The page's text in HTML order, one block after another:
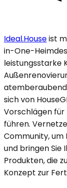
Ideal.Houseist
in-One-
leistungsstarke
sich von
Vorschlägen für
führen.
Community, um
und bringen Sie
Produkten, die
Konzept zur